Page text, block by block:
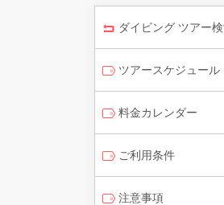
ダイビング ツアー
ツアースケジュール
料金カレンダー
ご利用条件
注意事項